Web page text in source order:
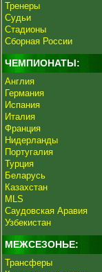
Тренеры
Судьи
Стадионы
Сборная России
ЧЕМПИОНАТЫ:
Англия
Германия
Испания
Италия
Франция
Нидерланды
Португалия
Турция
Беларусь
Казахстан
MLS
Саудовская Аравия
Узбекистан
МЕЖСЕЗОНЬЕ:
Трансферы